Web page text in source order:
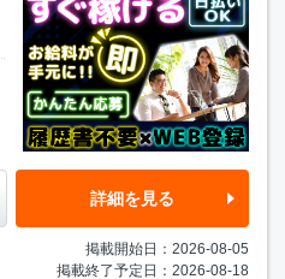
詳細を見る
掲載開始日：2026-08-05
掲載終了予定日：2026-08-18